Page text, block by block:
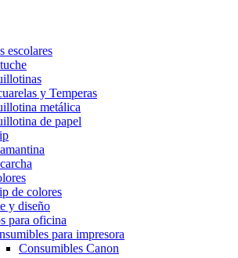
escolares
y Temperas
metálica
de papel
de colores
y diseño
para oficina
para impresora
Consumibles Canon